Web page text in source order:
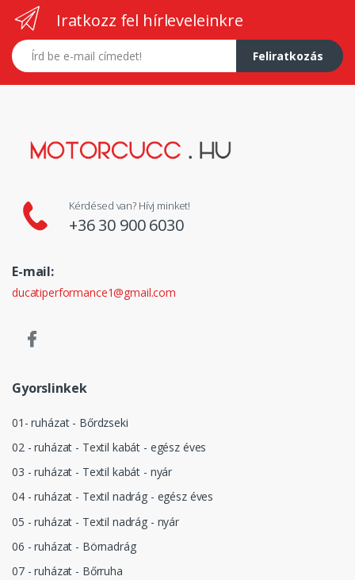
Iratkozz fel hírleveleinkre
E-mail címed
Feliratkozás
Kérdésed van? Hívj minket!
+36 30 900 6030
E-mail:
ducatiperformance1@gmail.com
Gyorslinkek
01- ruházat - Bőrdzseki
02 - ruházat - Textil kabát - egész éves
03 - ruházat - Textil kabát - nyár
04 - ruházat - Textil nadrág - egész éves
05 - ruházat - Textil nadrág - nyár
06 - ruházat - Börnadrág
07 - ruházat - Bőrruha